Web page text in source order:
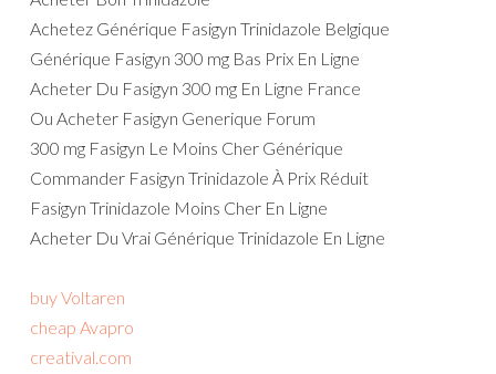
Achetez Générique Fasigyn Trinidazole Belgique
Générique Fasigyn 300 mg Bas Prix En Ligne
Acheter Du Fasigyn 300 mg En Ligne France
Ou Acheter Fasigyn Generique Forum
300 mg Fasigyn Le Moins Cher Générique
Commander Fasigyn Trinidazole À Prix Réduit
Fasigyn Trinidazole Moins Cher En Ligne
Acheter Du Vrai Générique Trinidazole En Ligne
buy Voltaren
cheap Avapro
creatival.com